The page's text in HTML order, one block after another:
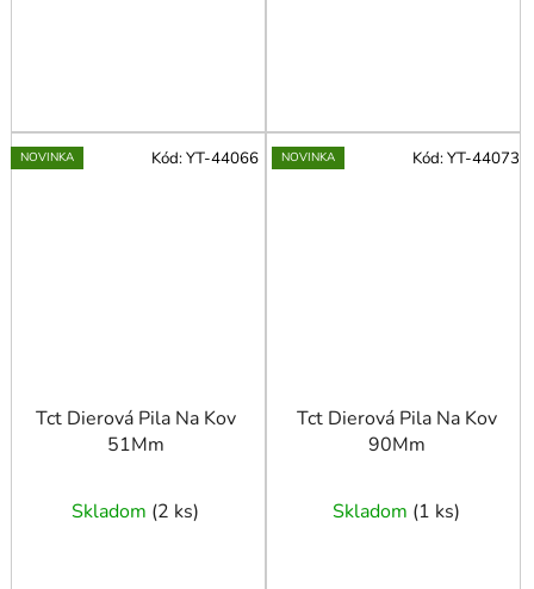
NOVINKA
Tct Dierová Pila Na Kov
51Mm
Skladom (2 ks)
Kód:YT-44066 NOVINKA
Tct Dierová Pila Na Kov
90Mm
Skladom (1 ks)
Kód:YT-44073